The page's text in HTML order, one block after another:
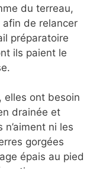
du terreau,
de relancer
préparatoire
ils paient le
elles ont besoin
drainée et
ni les
gorgées
épais au pied